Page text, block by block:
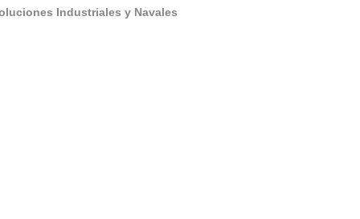
Industriales y Navales